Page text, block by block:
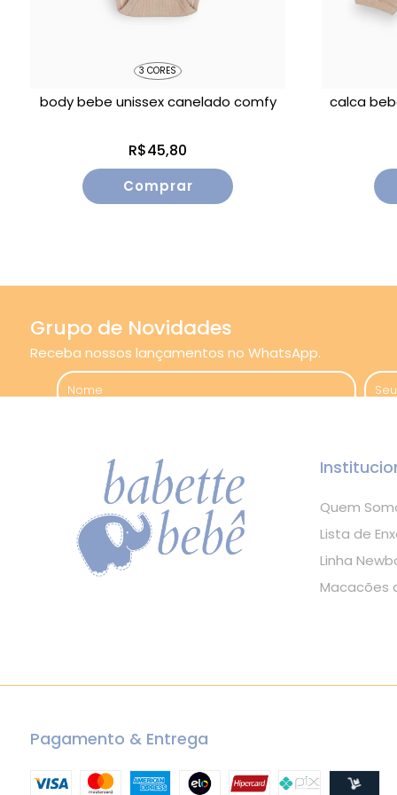
3 CORES
body bebe unissex canelado comfy
R$45,80
Comprar
calca
Grupo de Novidades
Receba nossos lançamentos no WhatsApp.
Quem
Lista de
Linha
Macacões
Pagamento & Entrega